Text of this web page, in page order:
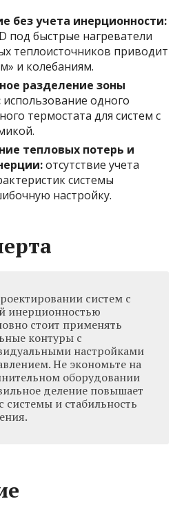
без учета инерционности:
под быстрые нагреватели
теплоисточников приводит
и колебаниям.
разделение зоны
использование одного
термостата для систем с
тепловых потерь и
отсутствие учета
системы
настройку.
систем с
инерционностью
стоит применять
контуры с
настройками
Не экономьте на
оборудовании
деление повышает
системы и стабильность